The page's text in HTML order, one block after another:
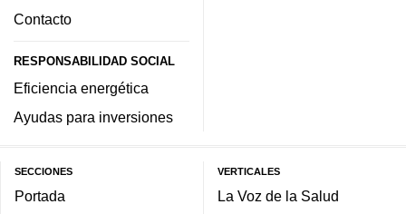
Contacto
RESPONSABILIDAD SOCIAL
Eficiencia energética
Ayudas para inversiones
SECCIONES
Portada
VERTICALES
La Voz de la Salud